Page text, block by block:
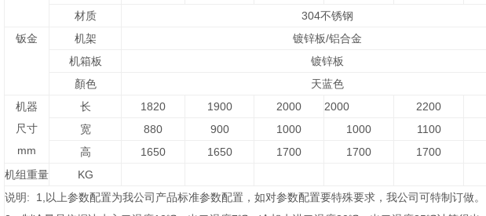
材质
304不锈钢
钣金
机架
镀锌板/铝合金
机箱板
镀锌板
顏色
天蓝色
机器
尺寸
mm
长 1820 1900 2000 2000 2200
宽
880 900 1000 1000 1100
高
1650 1650 1700 1700 1700
机组重量
KG
说明: 1,以上参数配置为我公司产品标准参数配置，如对参数配置要特殊要求，我公司可特制订做。